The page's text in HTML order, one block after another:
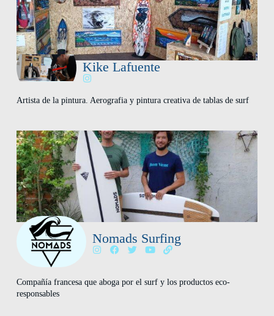
Kike Lafuente
Artista de la pintura. Aerografia y pintura creativa de tablas de surf
Nomads Surfing
Compañía francesa que aboga por el surf y los productos eco-
responsables